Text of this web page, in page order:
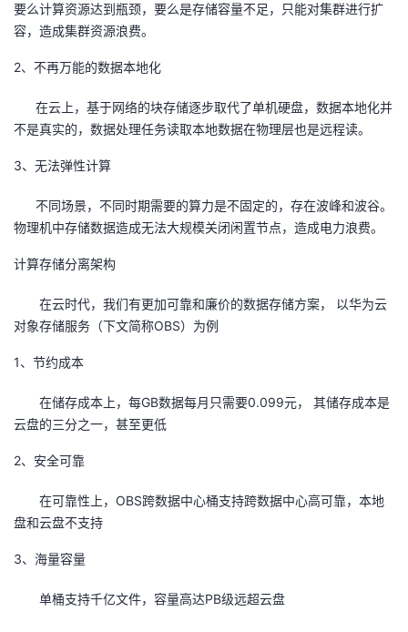
要么计算资源达到瓶颈，要么是存储容量不足，只能对集群进行扩
容，造成集群资源浪费。
2、不再万能的数据本地化
在云上，基于网络的块存储逐步取代了单机硬盘，数据本地化并
不是真实的，数据处理任务读取本地数据在物理层也是远程读。
3、无法弹性计算
不同场景，不同时期需要的算力是不固定的，存在波峰和波谷。
物理机中存储数据造成无法大规模关闭闲置节点，造成电力浪费。
计算存储分离架构
在云时代，我们有更加可靠和廉价的数据存储方案， 以华为云
对象存储服务（下文简称OBS）为例
1、节约成本
在储存成本上，每GB数据每月只需要0.099元， 其储存成本是
云盘的三分之一，甚至更低
2、安全可靠
在可靠性上，OBS跨数据中心桶支持跨数据中心高可靠，本地
盘和云盘不支持
3、海量容量
单桶支持千亿文件，容量高达PB级远超云盘